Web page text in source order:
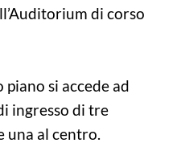
di corso
si accede ad
ingresso di tre
una al centro.